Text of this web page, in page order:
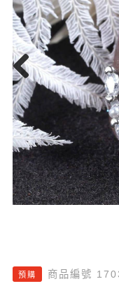
Previous
預購 商品編號